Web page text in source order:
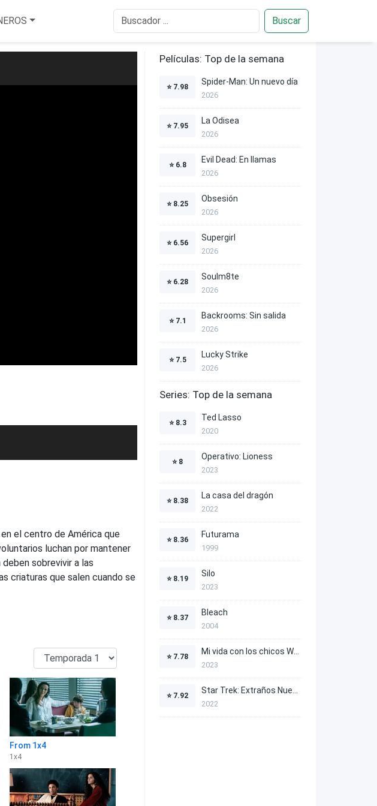
Buscar
el centro de América que
luchan por mantener
sobrevivir a las
criaturas que salen cuando se
From 1x4
1 x4
Películas: Top de la semana
⭐ 7.98
Spider-Man: Un nuevo día
2026
⭐ 7.95
La Odisea
2026
⭐ 6.8
Evil Dead: En llamas
2026
⭐ 8.25
Obsesión
2026
⭐ 6.56
Supergirl
2026
⭐ 6.28
Soulm8te
2026
⭐ 7.1
Backrooms: Sin salida
2026
⭐ 7.5
Lucky Strike
2026
Series: Top de la semana
⭐ 8.3
Ted Lasso
2020
⭐ 8
Operativo: Lioness
2023
⭐ 8.38
La casa del dragón
2022
⭐ 8.36
Futurama
1999
⭐ 8.19
Silo
2023
⭐ 8.37
Bleach
2004
⭐ 7.78
2023
⭐ 7.92
2022